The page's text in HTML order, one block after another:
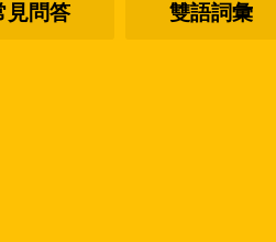
見問答 雙語詞彙